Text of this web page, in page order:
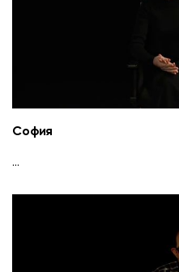
София
...